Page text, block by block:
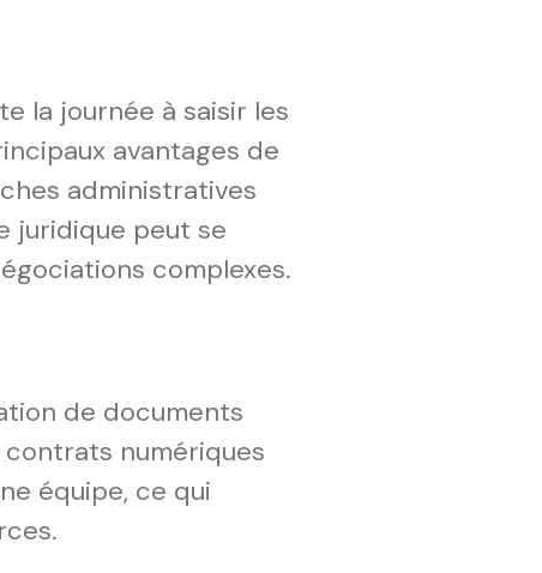
la journée à saisir les
avantages de
administratives
juridique peut se
complexes.
de documents
numériques
équipe, ce qui